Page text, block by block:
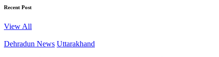
Recent Post
View All
Dehradun News Uttarakhand